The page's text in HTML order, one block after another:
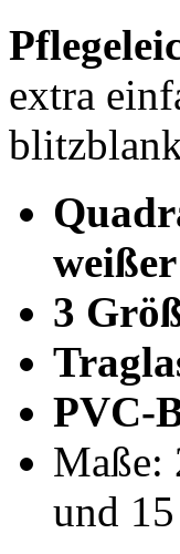
extra
3
PVC-
Maße:
und